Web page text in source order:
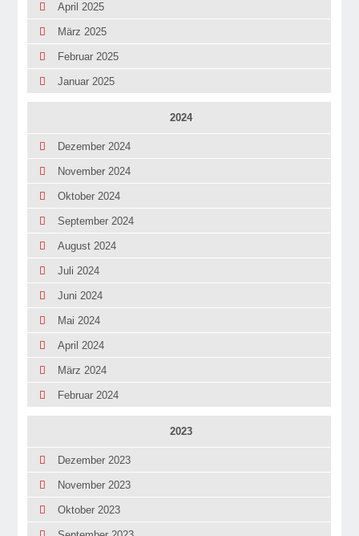
April 2025
März 2025
Februar 2025
Januar 2025
2024
Dezember 2024
November 2024
Oktober 2024
September 2024
August 2024
Juli 2024
Juni 2024
Mai 2024
April 2024
März 2024
Februar 2024
2023
Dezember 2023
November 2023
Oktober 2023